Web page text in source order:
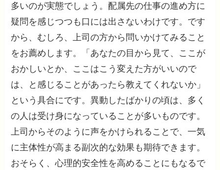
多いのが実態でしょう。配属先の仕事の進め方に
疑問を感じつつも口には出さないわけです。です
から、むしろ、上司の方から問いかけてみること
をお薦めします。「あなたの目から見て、ここが
おかしいとか、ここはこう変えた方がいいので
は、と感じることがあったら教えてくれないか」
という具合にです。異動したばかりの頃は、多く
の人は受け身になっていることが多いものです。
上司からそのように声をかけられることで、一気
に主体性が高まる副次的な効果も期待できます。
おそらく、心理的安全性を高めることにもなるで